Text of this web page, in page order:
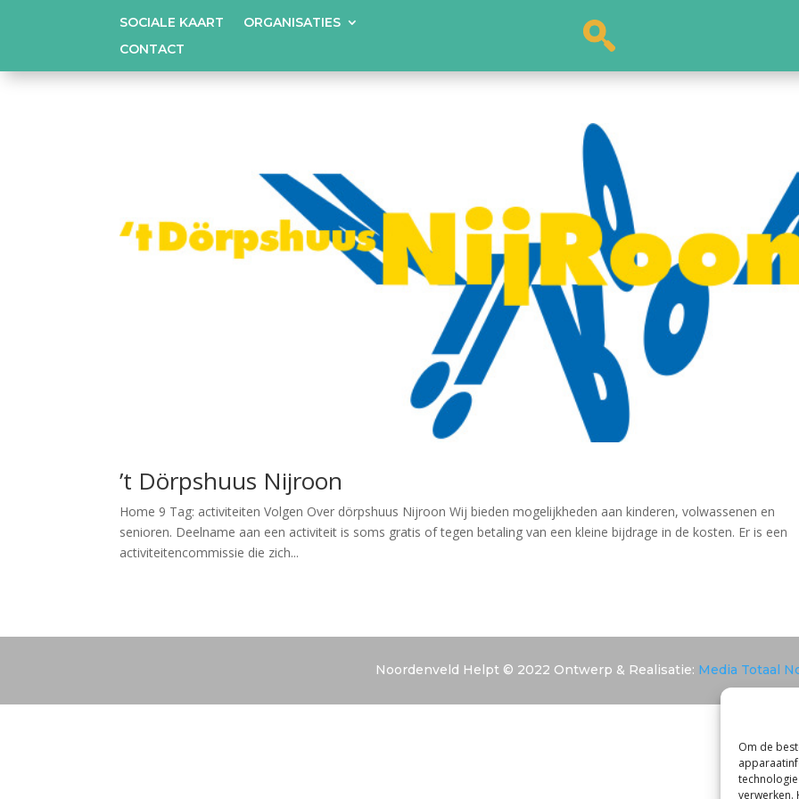
Om de
verwerken.
SOCIALE KAART
ORGANISATIES
CONTACT
’t Dörpshuus Nijroon
Home 9 Tag: activiteiten Volgen Over dörpshuus Nijroon Wij bieden mogelijkheden aan kinderen, volwassenen en
senioren. Deelname aan een activiteit is soms gratis of tegen betaling van een kleine bijdrage in de kosten. Er is een
activiteitencommissie die zich...
Noordenveld Helpt © 2022 Ontwerp & Realisatie: Media Totaal